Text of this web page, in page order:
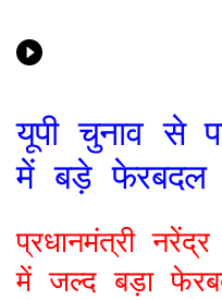
यूपी चुनाव से
में बड़े
प्रधानमंत्री
में जल्द बड़ा